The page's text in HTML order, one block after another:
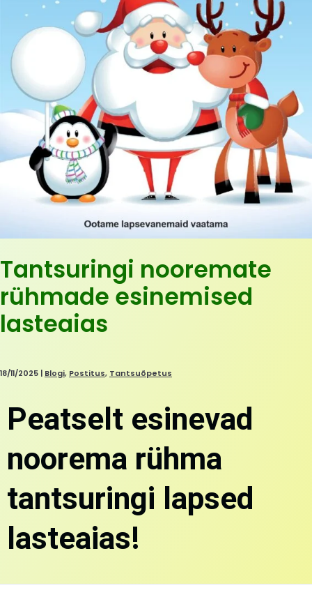
Tantsuringi nooremate
rühmade esinemised
lasteaias
18/11/2025 Blogi, Postitus, Tantsuõpetus
Peatselt esinevad
noorema rühma
tantsuringi lapsed
lasteaias!